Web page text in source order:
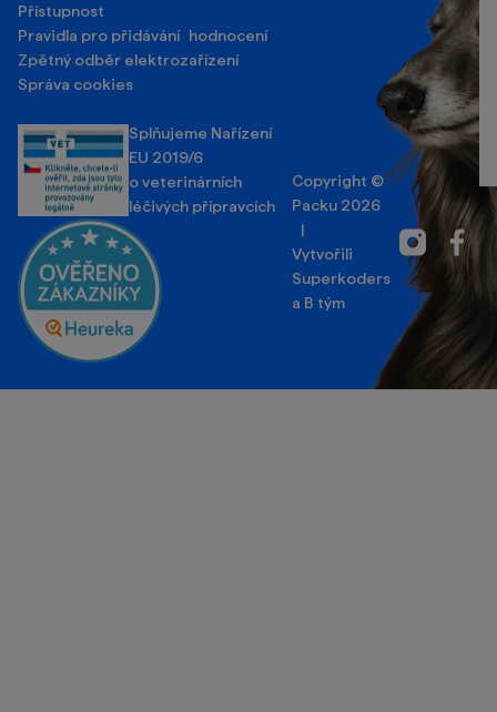
Přístupnost
Pravidla pro přidávání hodnocení
Zpětný odběr elektrozařízení
Správa cookies
Splňujeme Nařízení
EU 2019/6
o veterinárních
léčivých přípravcích
Copyright ©
Packu 2026
|
Vytvořili
Superkoders
a B tým
Instagram